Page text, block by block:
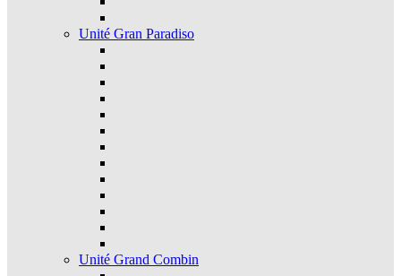
Unité Gran Paradiso
Unité Grand Combin